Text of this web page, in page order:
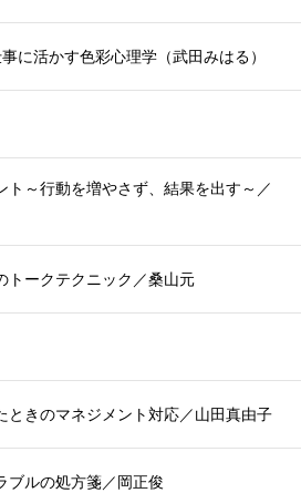
に活かす色彩心理学（武田みはる）
ト～行動を増やさず、結果を出す～／
トークテクニック／桑山元
ときのマネジメント対応／山田真由子
ブルの処方箋／岡正俊